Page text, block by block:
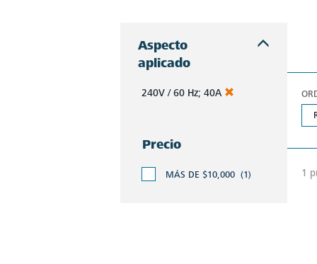
Aspecto
aplicado
240V / 60 Hz; 40A
Precio
MÁS DE $10,000 (1) 1